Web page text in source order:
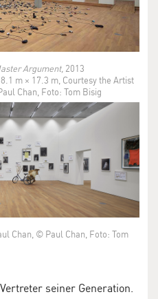
Argument, 2013
m × 17.3 m, Courtesy the Artist
Chan, Foto: Tom Bisig
Chan, © Paul Chan, Foto: Tom
seiner Generation.